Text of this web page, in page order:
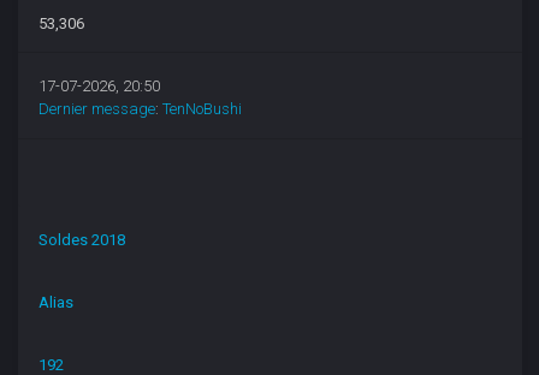
53,306
17-07-2026, 20:50
Dernier message:TenNoBushi
Soldes 2018
Alias
192